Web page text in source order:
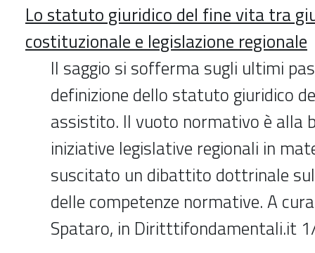
Lo statuto giuridico del fine vita tra
costituzionale e legislazione regionale
Il saggio si sofferma sugli ultimi
definizione dello statuto giuridico
assistito. Il vuoto normativo è alla
iniziative legislative regionali in
suscitato un dibattito dottrinale
delle competenze normative. A
Spataro, in Diritttifondamentali.it